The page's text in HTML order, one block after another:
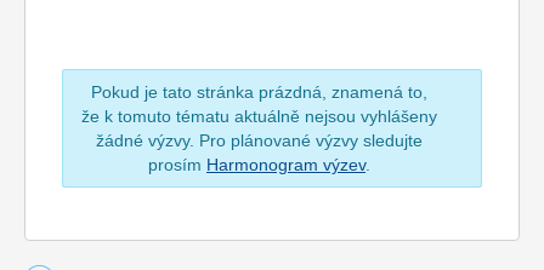
Pokud je tato stránka prázdná, znamená to,
že k tomuto tématu aktuálně nejsou vyhlášeny
žádné výzvy. Pro plánované výzvy sledujte
prosím Harmonogram výzev.